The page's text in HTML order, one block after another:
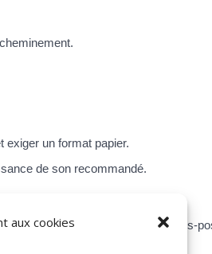
aux cookies
exiger un format papier.
de son recommandé.
d-activite/services/services-